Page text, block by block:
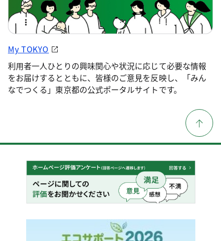
My TOKYO
利用者一人ひとりの興味関心や状況に応じて必要な情報
をお届けするとともに、皆様のご意見を反映し、「みん
なでつくる」東京都の公式ポータルサイトです。